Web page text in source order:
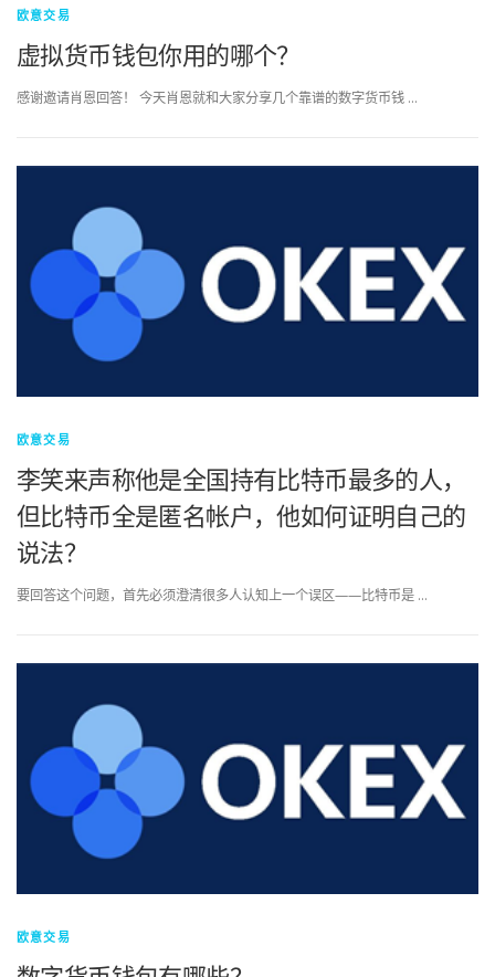
欧意交易
虚拟货币钱包你用的哪个？
感谢邀请肖恩回答！ 今天肖恩就和大家分享几个靠谱的数字货币钱 …
欧意交易
李笑来声称他是全国持有比特币最多的人，
但比特币全是匿名帐户，他如何证明自己的
说法？
要回答这个问题，首先必须澄清很多人认知上一个误区——比特币是 …
欧意交易